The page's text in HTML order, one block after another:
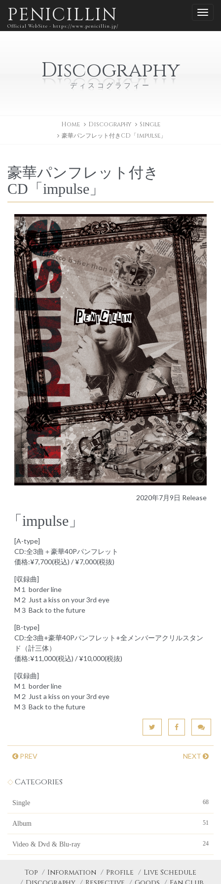
PENICILLIN
Official WebSite - https://www.penicillin.jp/
Discography
ディスコグラフィー
Home Discography
Single
豪華パンフレット付きCD「impulse」
豪華パンフレット付き
CD「impulse」
2020年7月9日 Release
「impulse」
[A-type]
CD:全3曲＋豪華40Pパンフレット
価格:¥7,700(税込) / ¥7,000(税抜)
[収録曲]
M１ border line
M２ Just a kiss on your 3rd eye
M３ Back to the future
[B-type]
CD:全3曲+豪華40Pパンフレット+全メンバーアクリルスタン
ド（計三体）
価格:¥11,000(税込) / ¥10,000(税抜)
[収録曲]
M１ border line
M２ Just a kiss on your 3rd eye
M３ Back to the future
PREV NEXT
Categories
Single 68
Album 51
Video & Dvd & Blu-ray 24
Top Information Profile
Live Schedule